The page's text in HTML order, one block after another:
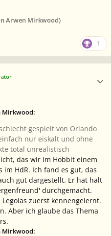
Arwen Mirkwood)
1
Mirkwood:
gespielt von Orlando
nur eiskalt und ohne
total unrealistisch
das wir im Hobbit einem
im HdR. Ich fand es gut, das
gut dargestellt. Er hat halt
durchgemacht.
zuerst kennengelernt.
Aber ich glaube das Thema
Mirkwood: